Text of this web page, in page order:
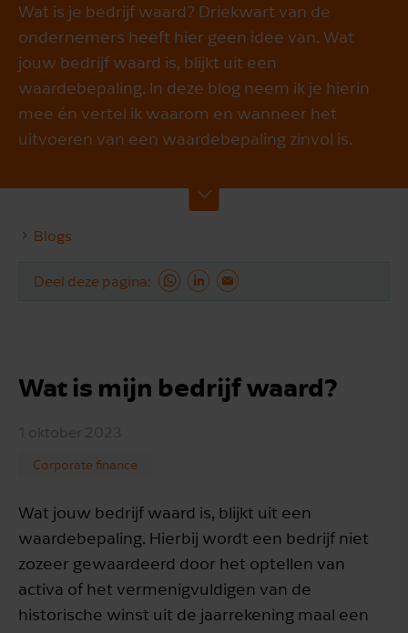
Wat is je bedrijf waard? Driekwart van de
ondernemers heeft hier geen idee van. Wat
jouw bedrijf waard is, blijkt uit een
waardebepaling. In deze blog neem ik je hierin
mee én vertel ik waarom en wanneer het
uitvoeren van een waardebepaling zinvol is.
Blogs
Deel deze pagina
Wat is mijn bedrijf waard?
1 oktober 2023
Corporate finance
Wat jouw bedrijf waard is, blijkt uit een
waardebepaling. Hierbij wordt een bedrijf niet
zozeer gewaardeerd door het optellen van
activa of het vermenigvuldigen van de
historische winst uit de jaarrekening maal een